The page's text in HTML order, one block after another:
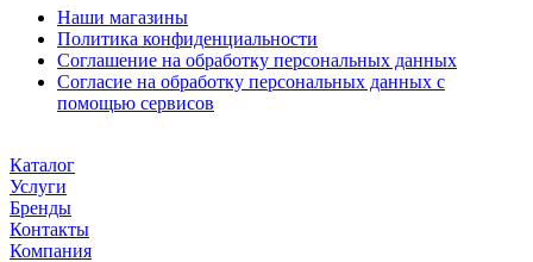
Наши магазины
Политика конфиденциальности
Соглашение на обработку персональных данных
Согласие на обработку персональных данных с
помощью сервисов
Каталог
Услуги
Бренды
Контакты
Компания